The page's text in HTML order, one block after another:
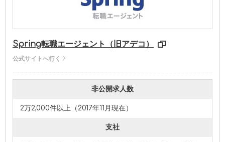
Spring転職エージェント（旧アデコ）
公式サイトへ行く
非公開求人数
2万2,000件以上（2017年11月現在）
支社